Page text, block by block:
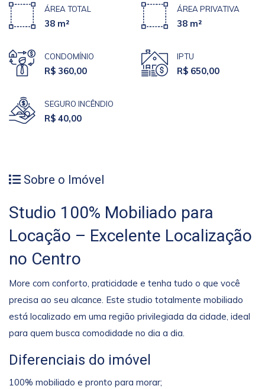
ÁREA TOTAL
38 m²
ÁREA PRIVATIVA
38 m²
CONDOMÍNIO
R$ 360,00
IPTU
R$ 650,00
SEGURO INCÊNDIO
R$ 40,00
Sobre o Imóvel
Studio 100% Mobiliado para
Locação – Excelente Localização
no Centro
More com conforto, praticidade e tenha tudo o que você
precisa ao seu alcance. Este studio totalmente mobiliado
está localizado em uma região privilegiada da cidade, ideal
para quem busca comodidade no dia a dia.
Diferenciais do imóvel
100% mobiliado e pronto para morar;